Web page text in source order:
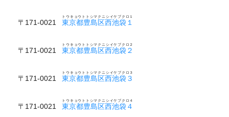
〒171-0021 東京都豊島区西池袋１
トウキョウトトシマクニシイケブクロ１
〒171-0021 東京都豊島区西池袋２
トウキョウトトシマクニシイケブクロ２
〒171-0021 東京都豊島区西池袋３
トウキョウトトシマクニシイケブクロ３
〒171-0021 東京都豊島区西池袋４
トウキョウトトシマクニシイケブクロ４